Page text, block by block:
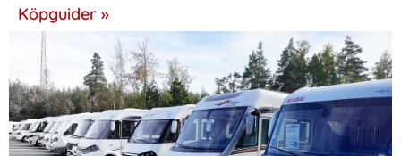
Köpguider »